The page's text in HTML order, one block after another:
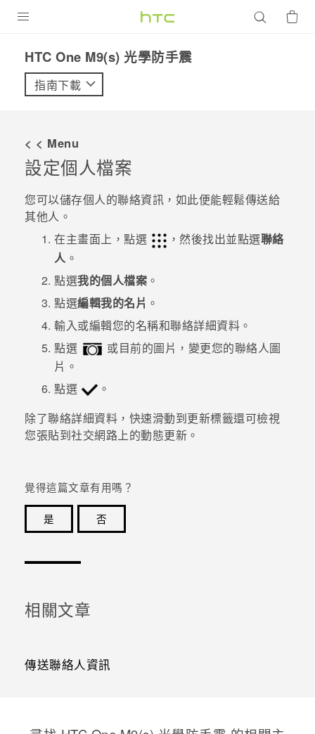
VIVE
配件
優惠專區
焦點訊息
校園專案
企業採購
銷售通路
支援服務
VIVELAND
HTC One M9(s) 光學防手震‎
指南下載
< < Menu
設定個人檔案
您可以儲存個人的聯絡資訊，如此便能輕鬆傳送給
其他人。
在主畫面上，點選 ，然後找出並點選聯絡
人 。
點選我的個人檔案 。
點選編輯我的名片 。
輸入或編輯您的名稱和聯絡詳細資料。
點選
或目前的圖片，變更您的聯絡人圖
片。
點選
。
除了聯絡詳細資料，快速滑動到更新標籤還可檢視
您張貼到社交網路上的動態更新。
覺得這篇文章有用嗎？
是
否
相關文章
傳送聯絡人資訊